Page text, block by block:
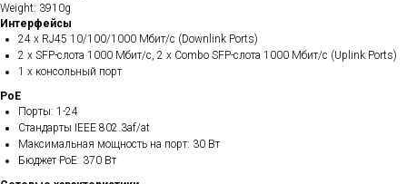
Weight: 3910g
Интерфейсы
24 x RJ45 10/100/1000 Мбит/с (Downlink Ports)
2 x SFP-слота 1000 Мбит/с, 2 x Combo SFP-слота 1000 Мбит/с (Uplink Ports)
1 x консольный порт
PoE
Порты: 1-24
Стандарты IEEE 802.3af/at
Максимальная мощность на порт: 30 Вт
Бюджет PoE: 370 Вт